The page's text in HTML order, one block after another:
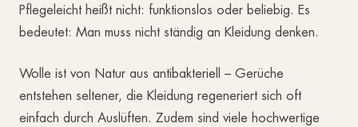
Pflegeleicht heißt nicht: funktionslos oder beliebig. Es
bedeutet: Man muss nicht ständig an Kleidung denken.
Wolle ist von Natur aus antibakteriell – Gerüche
entstehen seltener, die Kleidung regeneriert sich oft
einfach durch Auslüften. Zudem sind viele hochwertige